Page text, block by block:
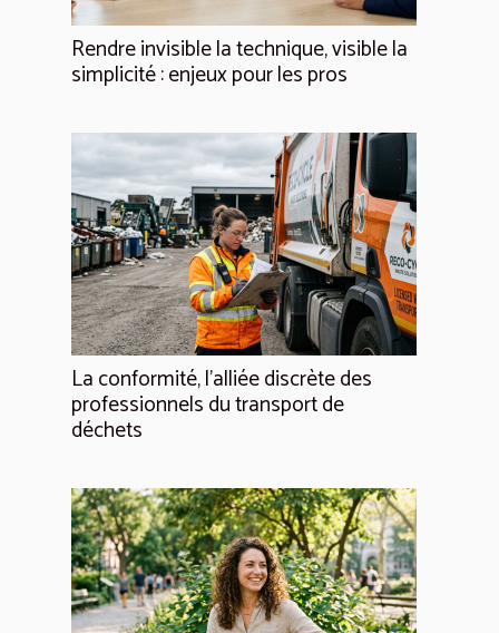
Rendre invisible la technique, visible la
simplicité : enjeux pour les pros
La conformité, l'alliée discrète des
professionnels du transport de
déchets